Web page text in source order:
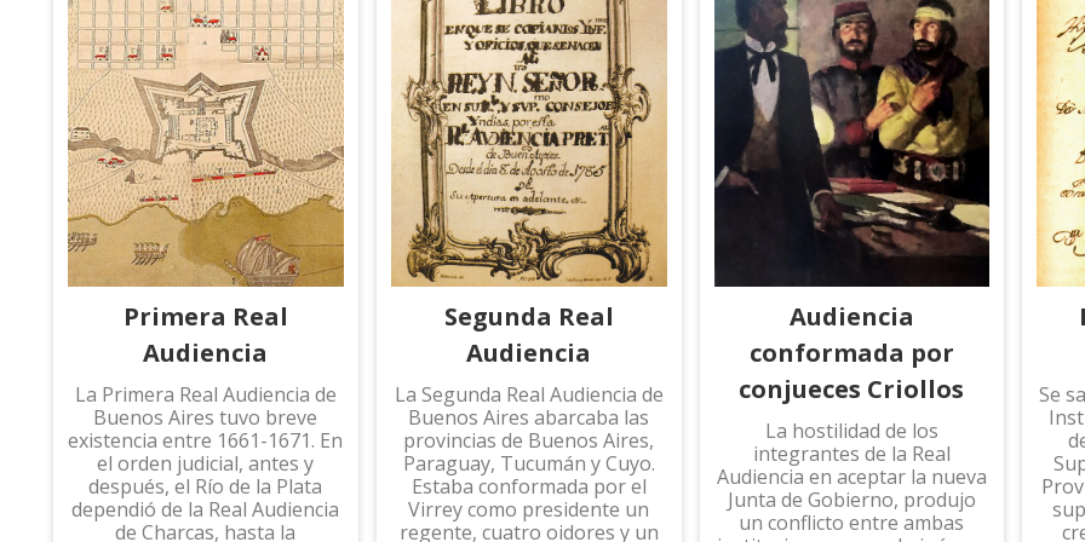
Primera Real
Audiencia
La Primera Real Audiencia de
Buenos Aires tuvo breve
existencia entre 1661-1671. En
el orden judicial, antes y
después, el Río de la Plata
dependió de la Real Audiencia
de Charcas, hasta la
Segunda Real
Audiencia
La Segunda Real Audiencia de
Buenos Aires abarcaba las
provincias de Buenos Aires,
Paraguay, Tucumán y Cuyo.
Estaba conformada por el
Virrey como presidente un
regente, cuatro oidores y un
Audiencia
conformada por
conjueces Criollos
La hostilidad de los
integrantes de la Real
Audiencia en aceptar la nueva
Junta de Gobierno, produjo
un conflicto entre ambas
Se